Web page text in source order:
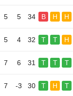
5 5 34 B H H
5 4 32 T T H
7 6 31 T T T
7 -3 30 T H T